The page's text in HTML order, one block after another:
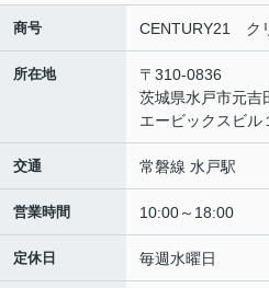
商号 CENTURY21 ク
所在地
〒310-0836
茨城県水戸市元吉
エービックスビル
交通 常磐線 水戸駅
営業時間 10:00～18:00
定休日 毎週水曜日